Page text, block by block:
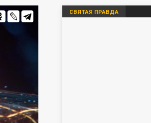
СВЯТАЯ ПРАВДА